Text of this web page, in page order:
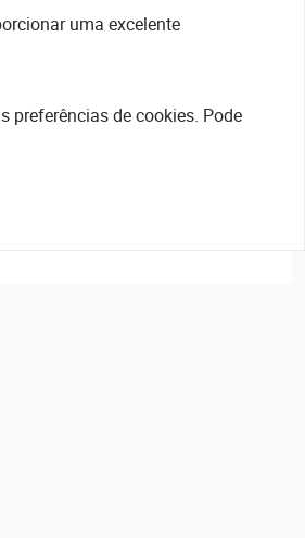
uma excelente
preferências de cookies. Pode